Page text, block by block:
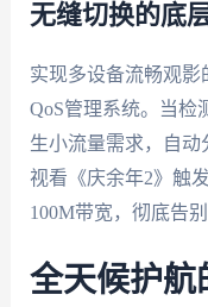
无缝切换的底
实现多设备流畅观
QoS管理系统。当检
生小流量需求，自
视看《庆余年2》触
100M带宽，彻底告
全天候护航